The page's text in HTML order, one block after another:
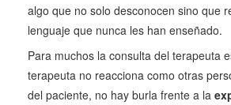
algo que no solo desconocen sino que
lenguaje que nunca les han enseñado.
Para muchos la consulta del terapeuta
terapeuta no reacciona como otras
del paciente, no hay burla frente a la